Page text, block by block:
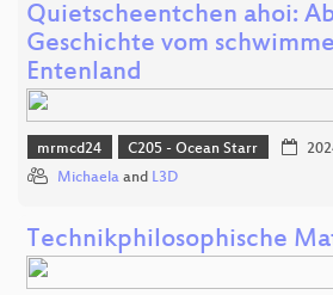
Quietscheentchen ahoi:
Geschichte vom
Entenland
mrmcd24 C205 - Ocean Starr
Michaela and L3D
Technikphilosophische